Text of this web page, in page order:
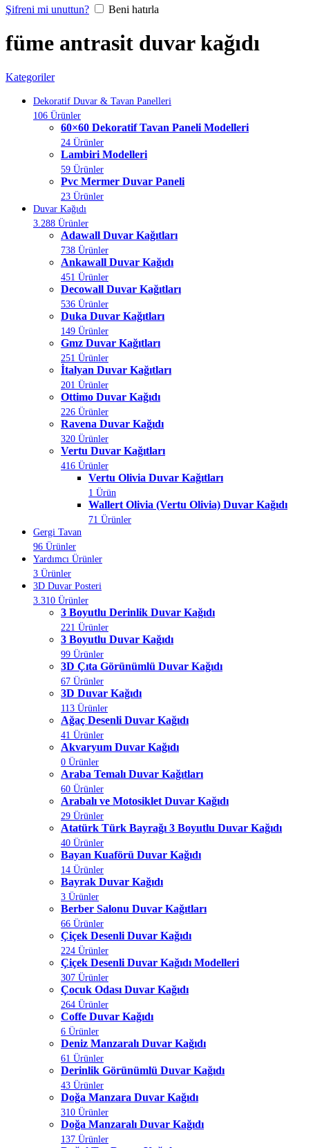
Şifreni mi unuttun? Beni hatırla
füme antrasit duvar kağıdı
Kategoriler
Dekoratif Duvar & Tavan Panelleri
106 Ürünler
60×60 Dekoratif Tavan Paneli Modelleri
24 Ürünler
Lambiri Modelleri
59 Ürünler
Pvc Mermer Duvar Paneli
23 Ürünler
Duvar Kağıdı
3.288 Ürünler
Adawall Duvar Kağıtları
738 Ürünler
Ankawall Duvar Kağıdı
451 Ürünler
Decowall Duvar Kağıtları
536 Ürünler
Duka Duvar Kağıtları
149 Ürünler
Gmz Duvar Kağıtları
251 Ürünler
İtalyan Duvar Kağıtları
201 Ürünler
Ottimo Duvar Kağıdı
226 Ürünler
Ravena Duvar Kağıdı
320 Ürünler
Vertu Duvar Kağıtları
416 Ürünler
Vertu Olivia Duvar Kağıtları
1 Ürün
Wallert Olivia (Vertu Olivia) Duvar Kağıdı
71 Ürünler
Gergi Tavan
96 Ürünler
Yardımcı Ürünler
3 Ürünler
3D Duvar Posteri
3.310 Ürünler
3 Boyutlu Derinlik Duvar Kağıdı
221 Ürünler
3 Boyutlu Duvar Kağıdı
99 Ürünler
3D Çıta Görünümlü Duvar Kağıdı
67 Ürünler
3D Duvar Kağıdı
113 Ürünler
Ağaç Desenli Duvar Kağıdı
41 Ürünler
Akvaryum Duvar Kağıdı
0 Ürünler
Araba Temalı Duvar Kağıtları
60 Ürünler
Arabalı ve Motosiklet Duvar Kağıdı
29 Ürünler
Atatürk Türk Bayrağı 3 Boyutlu Duvar Kağıdı
40 Ürünler
Bayan Kuaförü Duvar Kağıdı
14 Ürünler
Bayrak Duvar Kağıdı
3 Ürünler
Berber Salonu Duvar Kağıtları
66 Ürünler
Çiçek Desenli Duvar Kağıdı
224 Ürünler
Çiçek Desenli Duvar Kağıdı Modelleri
307 Ürünler
Çocuk Odası Duvar Kağıdı
264 Ürünler
Coffe Duvar Kağıdı
6 Ürünler
Deniz Manzaralı Duvar Kağıdı
61 Ürünler
Derinlik Görünümlü Duvar Kağıdı
43 Ürünler
Doğa Manzara Duvar Kağıdı
310 Ürünler
Doğa Manzaralı Duvar Kağıdı
137 Ürünler